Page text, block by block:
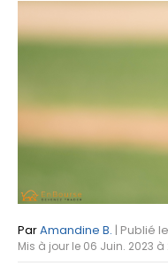
ParAmandine B. | Publié
Mis à jour le 06 Juin. 2023 à